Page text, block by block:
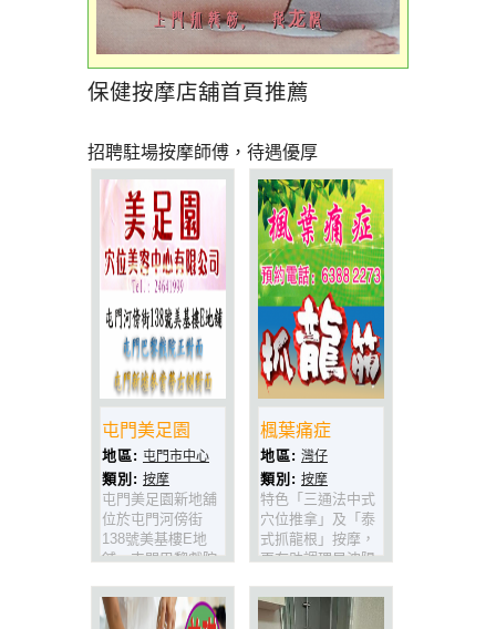
保健按摩店舖首頁推薦
招聘駐場按摩師傅，待遇優厚
屯門美足園
地區: 屯門市中心
類別: 按摩
屯門美足園新地舖
位於屯門河傍街
138號美基樓E地
舖，屯門巴黎戲院
當勞右側對面，面
積千多平方呎，是
楓葉痛症
地區: 灣仔
類別: 按摩
特色「三通法中式
穴位推拿」及「泰
式抓龍根」按摩，
更有助調理早洩陽
筋是泰國特有的依
據醫學理論的引伸